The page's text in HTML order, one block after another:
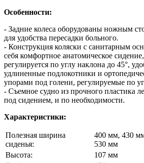
Особенности:
- Задние колеса оборудованы ножным
для удобства пересадки больного.
- Конструкция коляски с санитарным
себя комфортное анатомическое
регулируется по углу наклона до 45°,
удлиненные подлокотники и
упорами под голени, регулируемые по
- Съемное судно из прочного пластика
под сидением, и по необходимости.
Характеристики:
Полезная ширина
сиденья:
400 мм, 430
530 мм
Высота:
107 мм